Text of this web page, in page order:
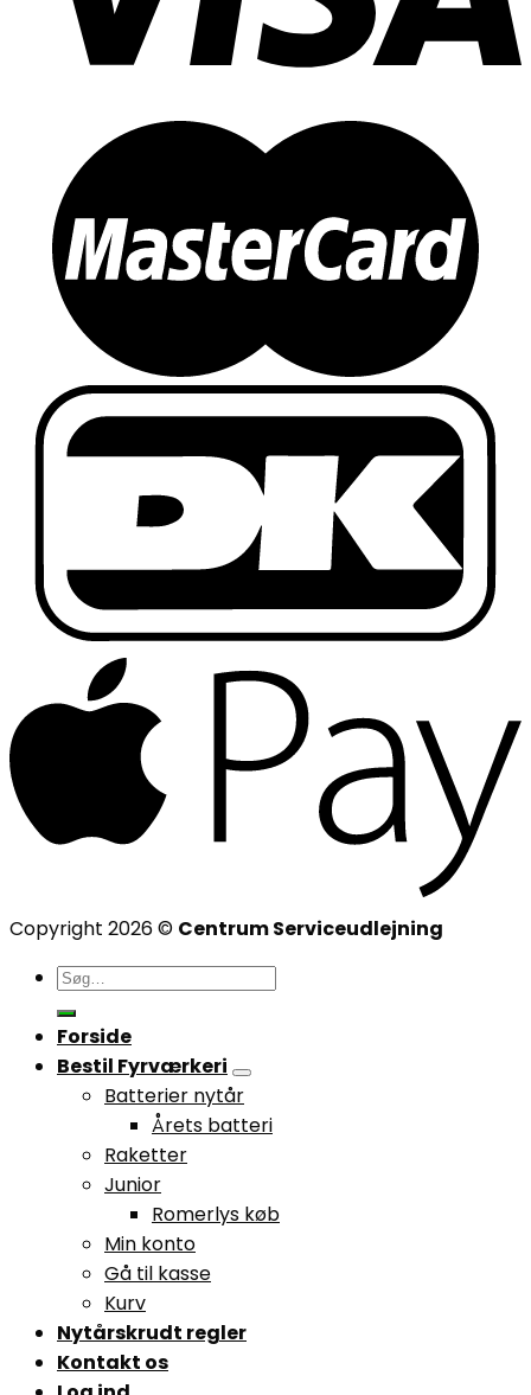
Copyright 2026 © Centrum Serviceudlejning
Søg
efter:
Forside
Bestil Fyrværkeri
Batterier nytår
Årets batteri
Raketter
Junior
Romerlys køb
Min konto
Gå til kasse
Kurv
Nytårskrudt regler
Kontakt os